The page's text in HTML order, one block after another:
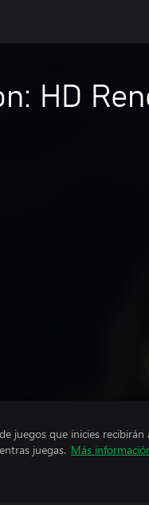
HD
juegos que inicies
juegas. Más